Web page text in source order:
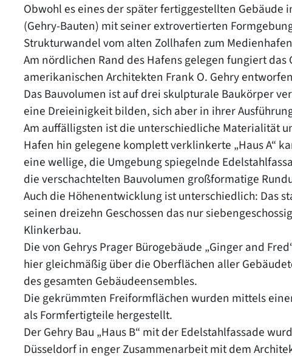
Obwohl es eines der später fertiggestellten Gebäude
(Gehry-Bauten) mit seiner extrovertierten
Strukturwandel vom alten Zollhafen zum
Am nördlichen Rand des Hafens gelegen fungiert
amerikanischen Architekten Frank O. Gehry
Das Bauvolumen ist auf drei skulpturale Baukörper
eine Dreieinigkeit bilden, sich aber in ihrer
Am auffälligsten ist die unterschiedliche Materialität
Hafen hin gelegene komplett verklinkerte „Haus A“
eine wellige, die Umgebung spiegelnde
die verschachtelten Bauvolumen großformatige
Auch die Höhenentwicklung ist unterschiedlich: Das
seinen dreizehn Geschossen das nur
Klinkerbau.
Die von Gehrys Prager Bürogebäude „Ginger and
hier gleichmäßig über die Oberflächen aller
des gesamten Gebäudeensembles.
Die gekrümmten Freiformflächen wurden mittels
als Formfertigteile hergestellt.
Der Gehry Bau „Haus B“ mit der Edelstahlfassade
Düsseldorf in enger Zusammenarbeit mit dem